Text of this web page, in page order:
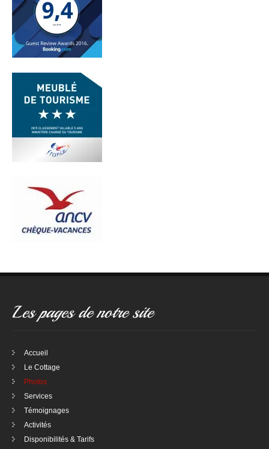
Les pages de notre site
Accueil
Le Cottage
Photos
Services
Témoignages
Activités
Disponibilités & Tarifs